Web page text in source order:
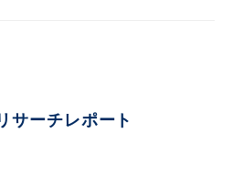
サーチレポート